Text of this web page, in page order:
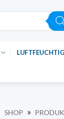
SHOP »